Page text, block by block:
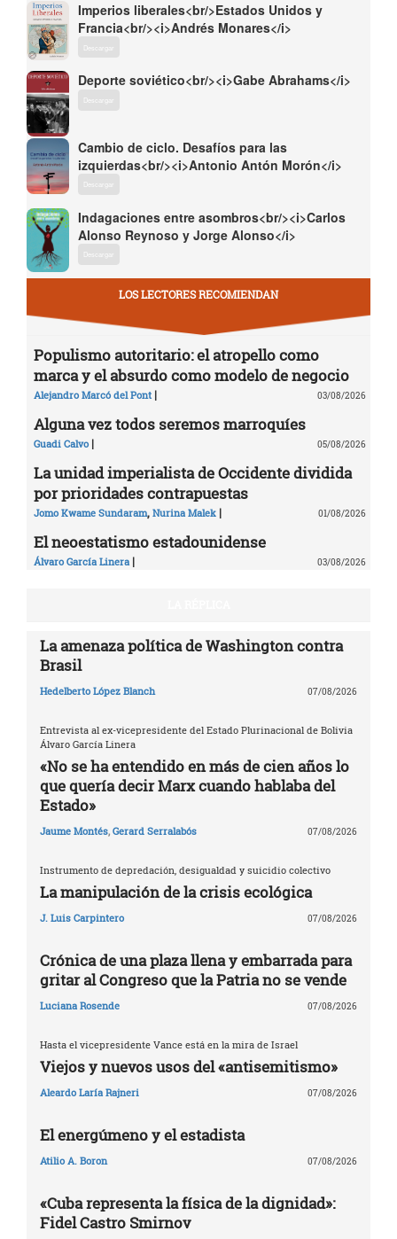
Imperios liberales<br/>Estados Unidos y
Francia<br/><i>Andrés Monares</i>
Descargar
Deporte soviético<br/><i>Gabe Abrahams</i>
Descargar
Cambio de ciclo. Desafíos para las
izquierdas<br/><i>Antonio Antón Morón</i>
Descargar
Indagaciones entre asombros<br/><i>Carlos
Alonso Reynoso y Jorge Alonso</i>
Descargar
LOS LECTORES RECOMIENDAN
Populismo autoritario: el atropello como
marca y el absurdo como modelo de negocio
Alejandro Marcó del Pont | 03/08/2026
Alguna vez todos seremos marroquíes
Guadi Calvo | 05/08/2026
La unidad imperialista de Occidente dividida
por prioridades contrapuestas
Jomo Kwame Sundaram, Nurina Malek | 01/08/2026
El neoestatismo estadounidense
Álvaro García Linera | 03/08/2026
La amenaza política de Washington contra
Brasil
Hedelberto López Blanch 07/08/2026
Entrevista al ex-vicepresidente del Estado Plurinacional de Bolivia
Álvaro García Linera
«No se ha entendido en más de cien años lo
que quería decir Marx cuando hablaba del
Estado»
Jaume Montés, Gerard Serralabós 07/08/2026
Instrumento de depredación, desigualdad y suicidio colectivo
La manipulación de la crisis ecológica
J. Luis Carpintero 07/08/2026
Crónica de una plaza llena y embarrada para
gritar al Congreso que la Patria no se vende
Luciana Rosende 07/08/2026
Hasta el vicepresidente Vance está en la mira de Israel
Viejos y nuevos usos del «antisemitismo»
Aleardo Laría Rajneri 07/08/2026
El energúmeno y el estadista
Atilio A. Boron 07/08/2026
«Cuba representa la física de la dignidad»:
Fidel Castro Smirnov